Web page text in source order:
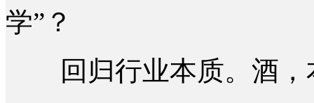
学”？
回归行业本质。酒，